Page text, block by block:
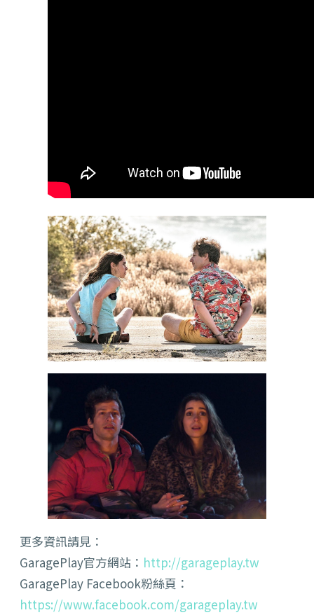
更多資訊請見：
GaragePlay官方網站： http://garageplay.tw
GaragePlay Facebook粉絲頁：
https://www.facebook.com/garageplay.tw